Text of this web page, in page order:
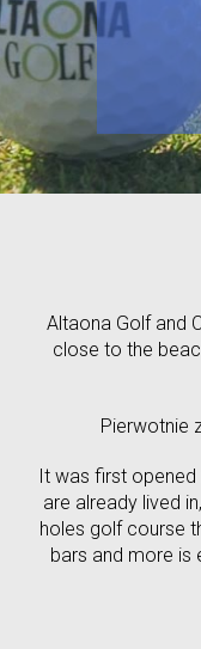
Altaona Golf and
close to the
Pierwotnie
It was first
are already lived
holes golf course
bars and more is